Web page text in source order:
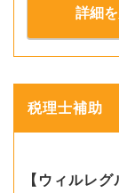
詳細
税理士補助
【ウィルレ